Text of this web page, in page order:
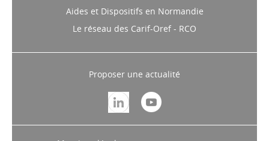
Aides et Dispositifs en Normandie
Le réseau des Carif-Oref - RCO
Proposer une actualité